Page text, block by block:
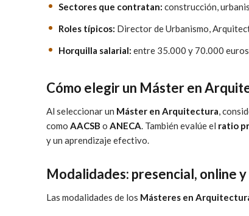
Sectores que contratan: construcción,
Roles típicos: Director de Urbanismo,
Horquilla salarial: entre 35.000 y 70.000
Cómo elegir un Máster en
Al seleccionar un Máster en Arquitectura ,
como AACSB o ANECA . También evalúe el ratio
y un aprendizaje efectivo.
Modalidades: presencial, online
Las modalidades de los Másteres en